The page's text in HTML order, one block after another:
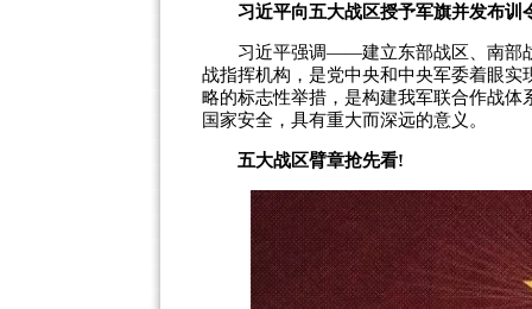
习近平向五大战区授予军旗并发布训
习近平强调——建立东部战区、南部战
战指挥机构，是党中央和中央军委着眼
略的标志性举措，是构建我军联合作战
国家安全，具有重大而深远的意义。
五大战区臂章抢先看!